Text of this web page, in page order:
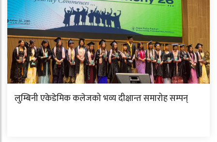
लुम्बिनी एकेडेमिक कलेजको भव्य दीक्षान्त समारोह सम्पन्